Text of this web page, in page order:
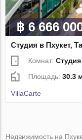
฿ 6 666
Студия в Пхукет,
Комнат:Студия
Площадь:30.3
VillaСarte
Недвижимость на